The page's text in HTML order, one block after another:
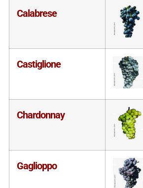
Calabrese
Castiglione
Chardonnay
Gaglioppo